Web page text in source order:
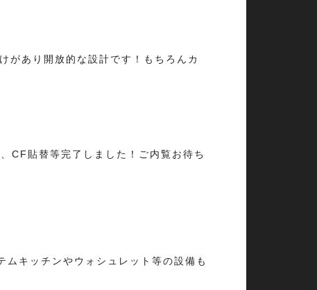
があり開放的な設計です！もちろんカ
CF貼替等完了しました！ご内覧お待ち
キッチンやウォシュレット等の設備も